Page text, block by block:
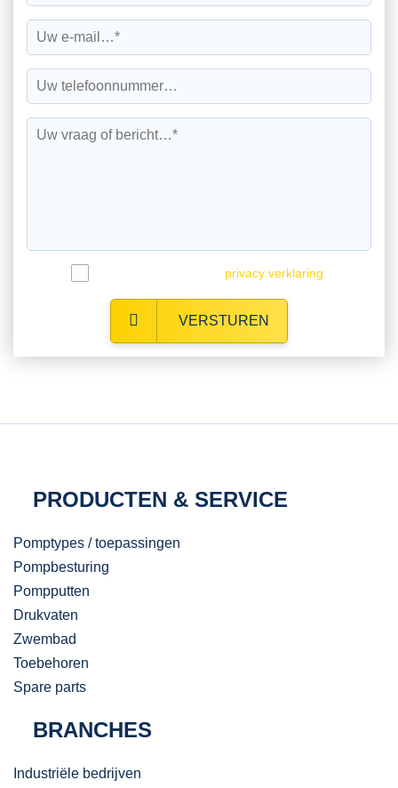
privacy verklaring
VERSTUREN
PRODUCTEN & SERVICE
Pomptypes / toepassingen
Pompbesturing
Pompputten
Drukvaten
Zwembad
Toebehoren
Spare parts
BRANCHES
Industriële bedrijven